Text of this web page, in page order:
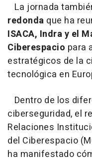
La jornada
redonda que ha
ISACA, Indra y el
Ciberespacio para
estratégicos de la
tecnológica en
Dentro de los
ciberseguridad, el
Relaciones
del Ciberespacio
ha manifestado